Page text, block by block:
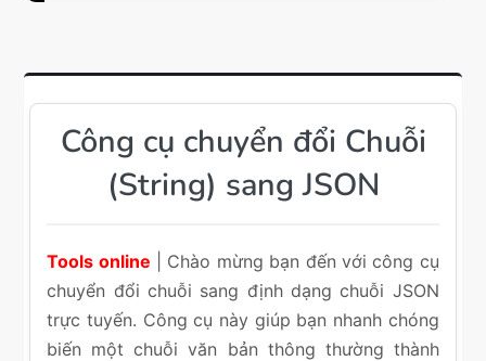
Công cụ chuyển đổi Chuỗi
(String) sang JSON
Tools online | Chào mừng bạn đến với công cụ
chuyển đổi chuỗi sang định dạng chuỗi JSON
trực tuyến. Công cụ này giúp bạn nhanh chóng
biến một chuỗi văn bản thông thường thành